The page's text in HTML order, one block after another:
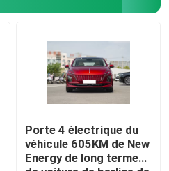
Porte 4 électrique du
véhicule 605KM de New
Energy de long terme